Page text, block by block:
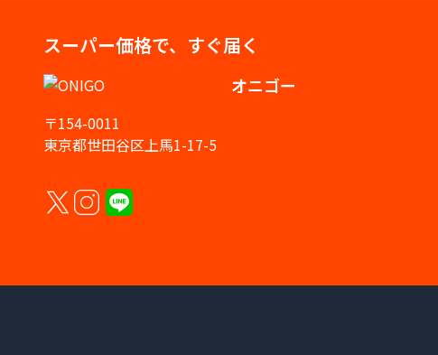
スーパー価格で、すぐ届く
オニゴー
〒154-0011
東京都世田谷区上馬1-17-5